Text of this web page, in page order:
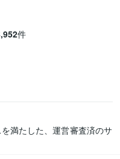
件
満たした、運営審査済のサ